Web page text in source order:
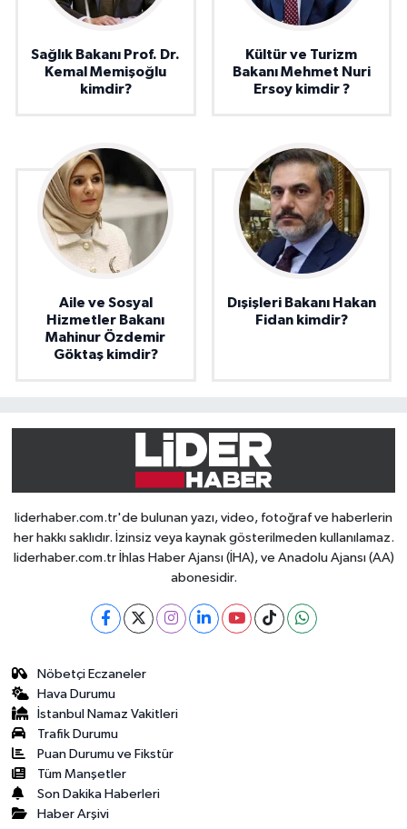
Sağlık Bakanı Prof. Dr.
Kemal Memişoğlu
kimdir?
Kültür ve Turizm
Bakanı Mehmet Nuri
Ersoy kimdir ?
Aile ve Sosyal
Hizmetler Bakanı
Mahinur Özdemir
Göktaş kimdir?
Dışişleri Bakanı Hakan
Fidan kimdir?
liderhaber.com.tr'de bulunan yazı, video, fotoğraf ve haberlerin
her hakkı saklıdır. İzinsiz veya kaynak gösterilmeden kullanılamaz.
liderhaber.com.tr İhlas Haber Ajansı (İHA), ve Anadolu Ajansı (AA)
abonesidir.
Nöbetçi Eczaneler
Hava Durumu
İstanbul Namaz Vakitleri
Trafik Durumu
Puan Durumu ve Fikstür
Tüm Manşetler
Son Dakika Haberleri
Haber Arşivi